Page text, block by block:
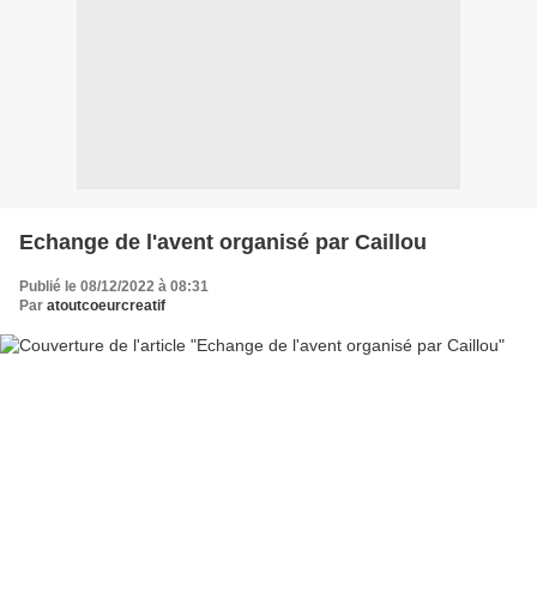
Echange de l'avent organisé par Caillou
Publié le 08/12/2022 à 08:31
Par atoutcoeurcreatif